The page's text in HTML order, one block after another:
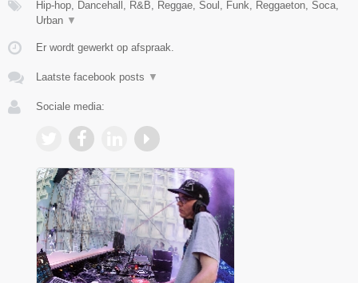
Hip-hop, Dancehall, R&B, Reggae, Soul, Funk, Reggaeton, Soca,
Urban ▼
Er wordt gewerkt op afspraak.
Laatste facebook posts ▼
Sociale media: